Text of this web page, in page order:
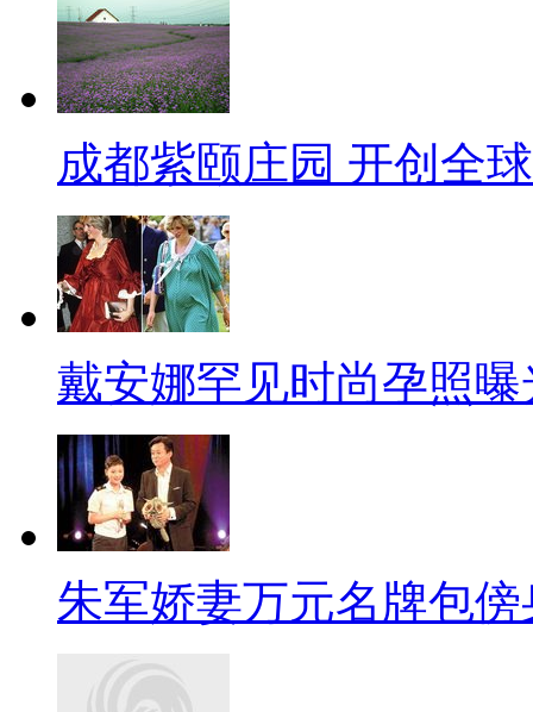
成都紫颐庄园 开创全
戴安娜罕见时尚孕照
朱军娇妻万元名牌包